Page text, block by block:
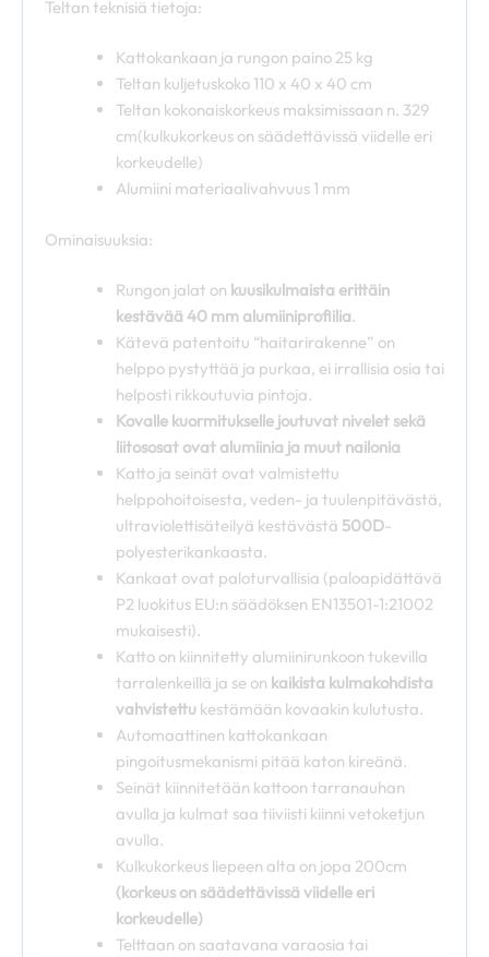
Teltan teknisiä tietoja:
Kattokankaan ja rungon paino 25 kg
Teltan kuljetuskoko 110 x 40 x 40 cm
Teltan kokonaiskorkeus maksimissaan n. 329
cm(kulkukorkeus on säädettävissä viidelle eri
korkeudelle)
Alumiini materiaalivahvuus 1 mm
Ominaisuuksia:
Rungon jalat on kuusikulmaista erittäin
kestävää 40 mm alumiiniprofiilia.
Kätevä patentoitu “haitarirakenne” on
helppo pystyttää ja purkaa, ei irrallisia osia tai
helposti rikkoutuvia pintoja.
Kovalle kuormitukselle joutuvat nivelet sekä
liitososat ovat alumiinia ja muut nailonia
Katto ja seinät ovat valmistettu
helppohoitoisesta, veden- ja tuulenpitävästä,
ultraviolettisäteilyä kestävästä 500D-
polyesterikankaasta.
Kankaat ovat paloturvallisia (paloapidättävä
P2 luokitus EU:n säädöksen EN13501-1:21002
mukaisesti).
Katto on kiinnitetty alumiinirunkoon tukevilla
tarralenkeillä ja se on kaikista kulmakohdista
vahvistettu kestämään kovaakin kulutusta.
Automaattinen kattokankaan
pingoitusmekanismi pitää katon kireänä.
Seinät kiinnitetään kattoon tarranauhan
avulla ja kulmat saa tiiviisti kiinni vetoketjun
avulla.
Kulkukorkeus liepeen alta on jopa 200cm
(korkeus on säädettävissä viidelle eri
korkeudelle)
Telttaan on saatavana varaosia tai